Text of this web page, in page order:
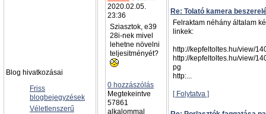
Blog hivatkozásai
Friss
blogbejegyzések
Véletlenszerű
2020.02.05.
23:36
Sziasztok, e39
28i-nek mivel
lehetne növelni
teljesitményét?
0 hozzászólás
Megtekeintve
57861
alkalommal
Re: Tolató kamera
Felraktam néhány általam
linkek:
http://kepfeltoltes.hu/view/
http://kepfeltoltes.hu/view/
pg
http:...
[ Folytatva ]